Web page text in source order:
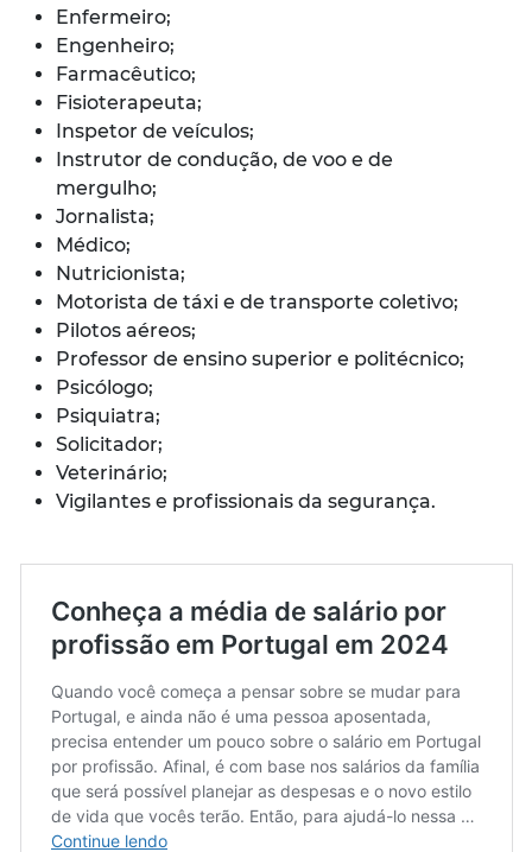
Enfermeiro;
Engenheiro;
Farmacêutico;
Fisioterapeuta;
Inspetor de veículos;
Instrutor de condução, de voo e de
mergulho;
Jornalista;
Médico;
Nutricionista;
Motorista de táxi e de transporte coletivo;
Pilotos aéreos;
Professor de ensino superior e politécnico;
Psicólogo;
Psiquiatra;
Solicitador;
Veterinário;
Vigilantes e profissionais da segurança.